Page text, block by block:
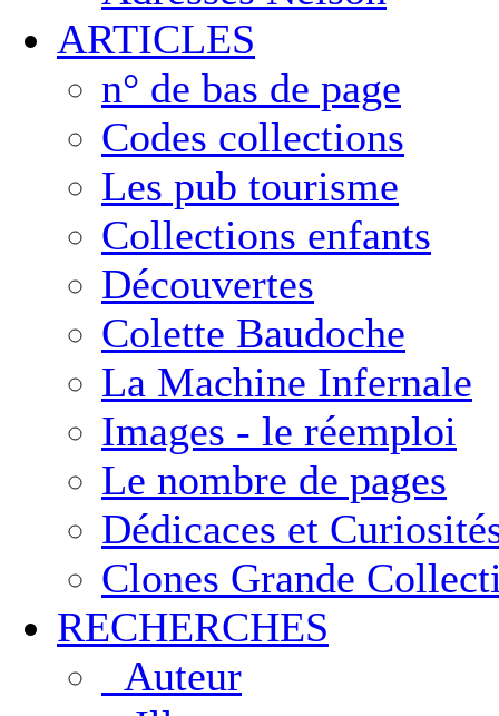
ARTICLES
n° de bas de page
Codes collections
Les pub tourisme
Collections enfants
Découvertes
Colette Baudoche
La Machine Infernale
Images - le réemploi
Le nombre de pages
Dédicaces et
Clones Grande
RECHERCHES
Auteur